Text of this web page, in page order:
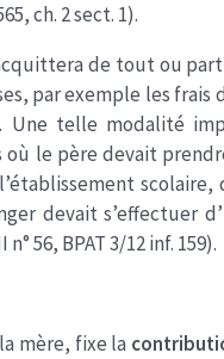
ch. 2 sect. 1).
de tout ou
par exemple les frais
Une telle modalité
le père devait
scolaire,
devait s’effectuer
n° 56, BPAT 3/12 inf. 159).
mère, fixe la